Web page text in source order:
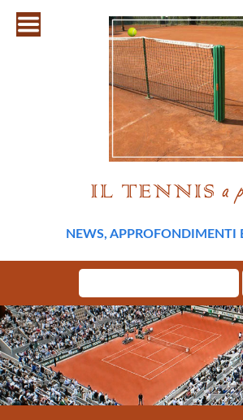
NEWS, APPROFONDIMENTI
per: